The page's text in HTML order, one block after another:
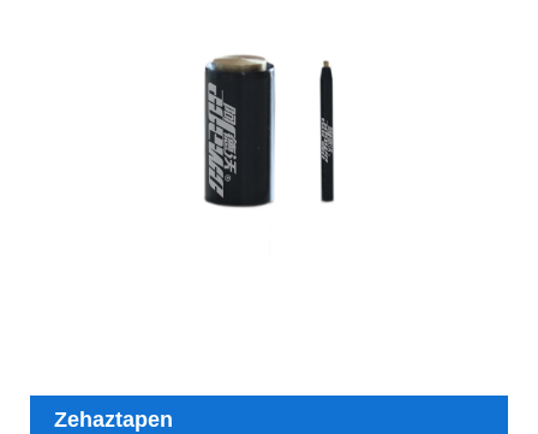
Zehaztapen